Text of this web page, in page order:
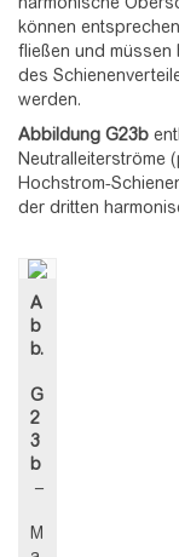
können
fließen und müssen
des
werden.
Abbildung G23b
Neutralleiterströme
Hochstrom-
der dritten
A
b
b.
G
2
3
b
–
M